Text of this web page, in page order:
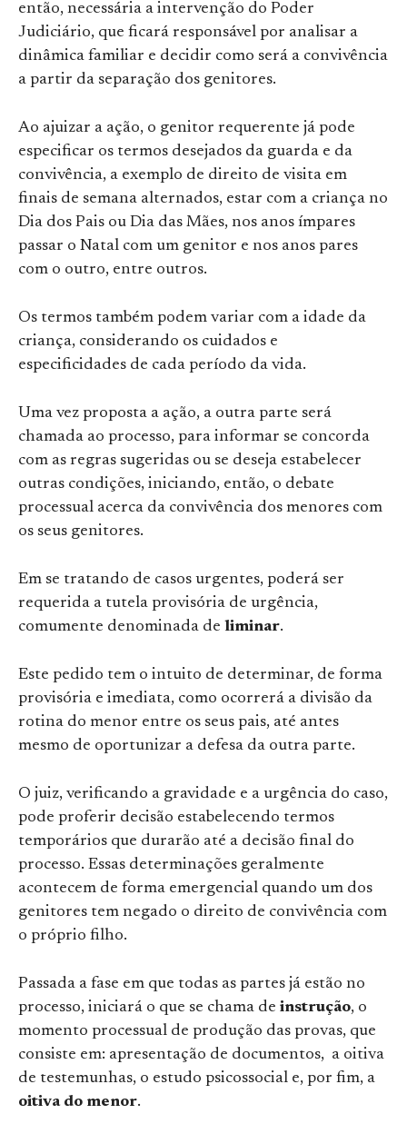
então, necessária a intervenção do Poder
Judiciário, que ficará responsável por analisar a
dinâmica familiar e decidir como será a convivência
a partir da separação dos genitores.
Ao ajuizar a ação, o genitor requerente já pode
especificar os termos desejados da guarda e da
convivência, a exemplo de direito de visita em
finais de semana alternados, estar com a criança no
Dia dos Pais ou Dia das Mães, nos anos ímpares
passar o Natal com um genitor e nos anos pares
com o outro, entre outros.
Os termos também podem variar com a idade da
criança, considerando os cuidados e
especificidades de cada período da vida.
Uma vez proposta a ação, a outra parte será
chamada ao processo, para informar se concorda
com as regras sugeridas ou se deseja estabelecer
outras condições, iniciando, então, o debate
processual acerca da convivência dos menores com
os seus genitores.
Em se tratando de casos urgentes, poderá ser
requerida a tutela provisória de urgência,
comumente denominada de liminar.
Este pedido tem o intuito de determinar, de forma
provisória e imediata, como ocorrerá a divisão da
rotina do menor entre os seus pais, até antes
mesmo de oportunizar a defesa da outra parte.
O juiz, verificando a gravidade e a urgência do caso,
pode proferir decisão estabelecendo termos
temporários que durarão até a decisão final do
processo. Essas determinações geralmente
acontecem de forma emergencial quando um dos
genitores tem negado o direito de convivência com
o próprio filho.
Passada a fase em que todas as partes já estão no
processo, iniciará o que se chama de instrução, o
momento processual de produção das provas, que
consiste em: apresentação de documentos, a oitiva
de testemunhas, o estudo psicossocial e, por fim, a
oitiva do menor.